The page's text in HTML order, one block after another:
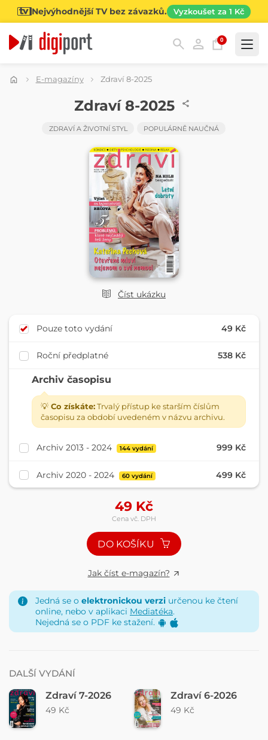
Nejvýhodnější TV bez závazků. Vyzkoušet za 1 Kč
0
Kategorie
E-magazíny Zdraví 8-2025
Číst ukázku
Zdraví 8-2025
ZDRAVÍ A ŽIVOTNÍ STYL POPULÁRNĚ NAUČNÁ
Pouze toto vydání 49 Kč
Roční předplatné 538 Kč
Archiv časopisu
💡 Co získáte:Trvalý přístup ke starším číslům
časopisu za období uvedeném v názvu archivu.
Archiv 2013 - 2024 144 vydání 999 Kč
Archiv 2020 - 2024 60 vydání 499 Kč
49 Kč
Cena vč. DPH
DO KOŠÍKU
Jak číst e-magazín?
Jedná se o elektronickou verzi určenou ke čtení
online, nebo v aplikaci Mediatéka.
Nejedná se o PDF ke stažení.
DALŠÍ VYDÁNÍ
Zdraví 7-2026
49 Kč
Zdraví 6-2026
49 Kč